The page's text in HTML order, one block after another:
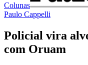
Colunas
Paulo Cappelli
Policial vira
com Oruam